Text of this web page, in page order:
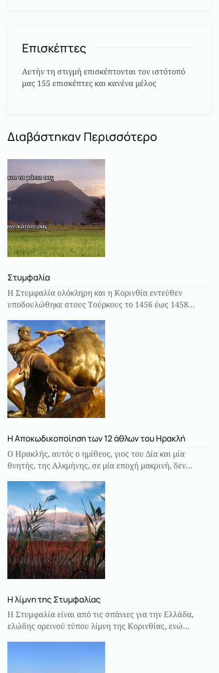
Επισκέπτες
Αυτήν τη στιγμή επισκέπτονται τον ιστότοπό
μας 155 επισκέπτες και κανένα μέλος
Διαβάστηκαν Περισσότερο
Στυμφαλία
Η Στυμφαλία ολόκληρη και η Κορινθία εντεύθεν
υποδουλώθηκε στους Τούρκους το 1456 έως 1458…
Η Αποκωδικοποίηση των 12 άθλων του Ηρακλή
Ο Ηρακλής, αυτός ο ημίθεος, γιος του Δία και μία
θνητής, της Αλκμήνης, σε μία εποχή μακρινή, δεν…
Η λίμνη της Στυμφαλίας
Η Στυμφαλία είναι από τις σπάνιες για την Ελλάδα,
ελώδης ορεινού τύπου λίμνη της Κορινθίας, ενώ…